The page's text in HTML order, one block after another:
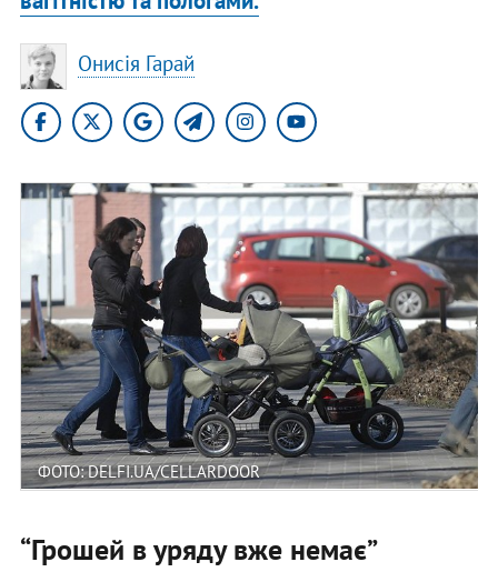
Онисія Гарай
ФОТО: DELFI.UA/CELLARDOOR
“Грошей в уряду вже немає”